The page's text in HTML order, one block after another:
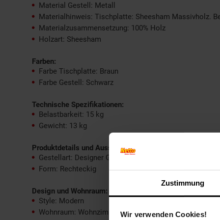
Zustimmung
Wir verwenden Cookies!
Material Gestell: Metall
Materialhinweis: Tischplatte: Sheesham Massivholz.
Materialzusammensetzung: 100% Holz
Holzart: Sheesham
Farben:
Farbe Tischplatte: Braun
Farbe Gestell: Schwarz
Technische Spezifikationen:
Belastbarkeit: 15 kg
Gewicht: 13 kg
Produktdetails und Ausstattung:
Gestellart: Designer Gestell
Form: Rechteckig
Design und Wohnraum:
Style: Modern
Wohnraum: Wohnzimmer